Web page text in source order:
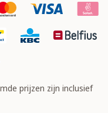
prijzen zijn inclusief